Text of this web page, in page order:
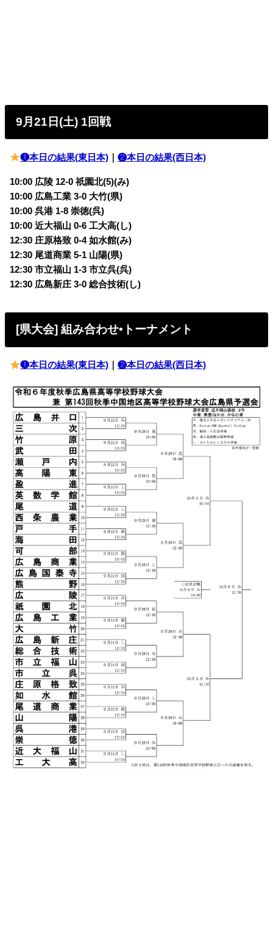
9月21日(土) 1回戦
❶本日の結果(東日本) ｜❷本日の結果(西日本)
10:00 広陵 12-0 祇園北(5)(み)
10:00 広島工業 3-0 大竹(県)
10:00 呉港 1-8 崇徳(呉)
10:00 近大福山 0-6 工大高(し)
12:30 庄原格致 0-4 如水館(み)
12:30 尾道商業 5-1 山陽(県)
12:30 市立福山 1-3 市立呉(呉)
12:30 広島新庄 3-0 総合技術(し)
[県大会] 組み合わせ•トーナメント
❶本日の結果(東日本) ｜❷本日の結果(西日本)